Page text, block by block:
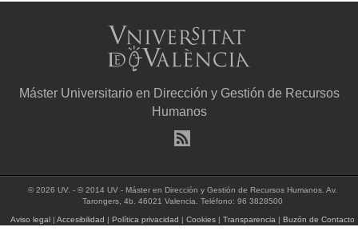
Máster Universitario en Dirección y Gestión de Recursos
Humanos
© 2026 UV. - © 2014 UV - Máster en Dirección y Gestión de Recursos Humanos. Av.
Tarongers, 4b. 46021 Valencia. Teléfono: 96 3828500
Aviso legal |Accesibilidad |Política privacidad |Cookies |Transparencia |Buzón de Contacto